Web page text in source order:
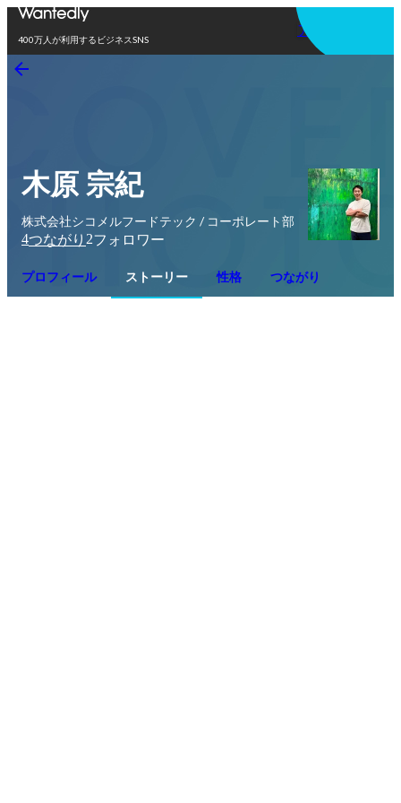
400万人が利用するビジネスSNS
アプリを使う
木原 宗紀
株式会社シコメルフードテック / コーポレート部
4つながり 2フォロワー
プロフィール ストーリー 性格 つながり